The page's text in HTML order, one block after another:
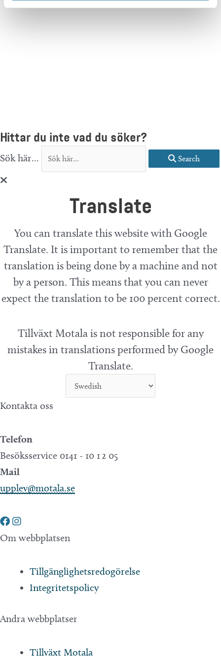
Hittar du inte vad du söker?
Sök här... Search
Translate
You can translate this website with Google
Translate. It is important to remember that the
translation is being done by a machine and not
by a person. This means that you can never
expect the translation to be 100 percent correct.
Tillväxt Motala is not responsible for any
mistakes in translations performed by Google
Translate.
Kontakta oss
Telefon
Besöksservice 0141 - 10 1 2 05
Mail
upplev@motala.se
Om webbplatsen
Tillgänglighetsredogörelse
Integritetspolicy
Andra webbplatser
Tillväxt Motala